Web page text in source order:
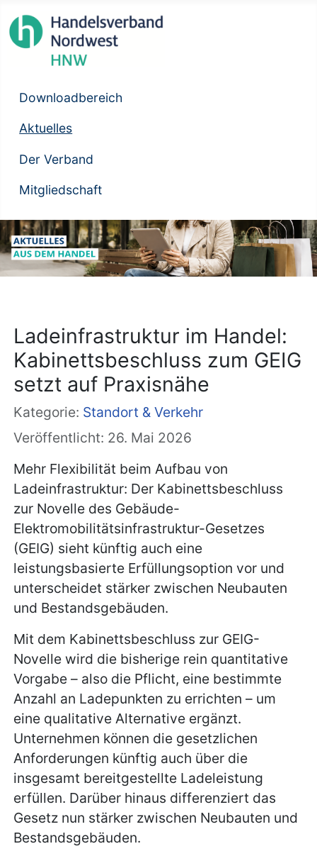
Downloadbereich
Aktuelles
Der Verband
Mitgliedschaft
Ladeinfrastruktur im Handel:
Kabinettsbeschluss zum GEIG
setzt auf Praxisnähe
Kategorie: Standort & Verkehr
Veröffentlicht: 26. Mai 2026
Mehr Flexibilität beim Aufbau von
Ladeinfrastruktur: Der Kabinettsbeschluss
zur Novelle des Gebäude-
Elektromobilitätsinfrastruktur-Gesetzes
(GEIG) sieht künftig auch eine
leistungsbasierte Erfüllungsoption vor und
unterscheidet stärker zwischen Neubauten
und Bestandsgebäuden.
Mit dem Kabinettsbeschluss zur GEIG-
Novelle wird die bisherige rein quantitative
Vorgabe – also die Pflicht, eine bestimmte
Anzahl an Ladepunkten zu errichten – um
eine qualitative Alternative ergänzt.
Unternehmen können die gesetzlichen
Anforderungen künftig auch über die
insgesamt bereitgestellte Ladeleistung
erfüllen. Darüber hinaus differenziert das
Gesetz nun stärker zwischen Neubauten und
Bestandsgebäuden.